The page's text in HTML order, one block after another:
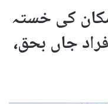
مکان کی خستہ
جاں بحق،